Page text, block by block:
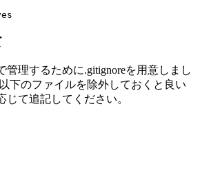
管理するために.gitignoreを用意しまし
下のファイルを除外しておくと良い
じて追記してください。